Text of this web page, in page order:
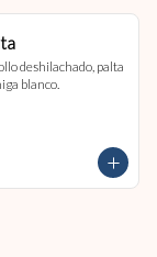
deshilachado, palta
blanco.